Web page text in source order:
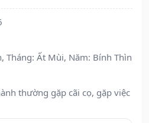
Tháng: Ất Mùi, Năm: Bính Thìn
thường gặp cãi cọ, gặp việc